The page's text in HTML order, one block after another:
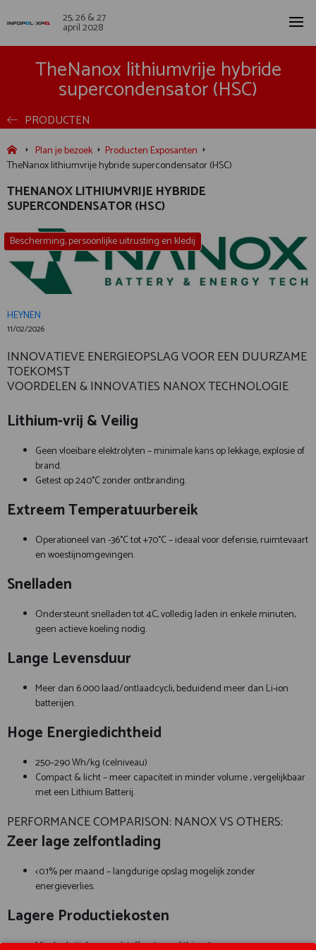
25, 26 & 27
april 2028
TheNanox lithiumvrije hybride
supercondensator (HSC)
PRODUCTEN
Plan je bezoek
Producten Exposanten
TheNanox lithiumvrije hybride supercondensator (HSC)
THENANOX LITHIUMVRIJE HYBRIDE
SUPERCONDENSATOR (HSC)
Bescherming, persoonlijke uitrusting en kledij
HEYNEN
11/02/2026
INNOVATIEVE ENERGIEOPSLAG VOOR EEN DUURZAME
TOEKOMST
VOORDELEN & INNOVATIES NANOX TECHNOLOGIE
Lithium-vrij & Veilig
Geen vloeibare elektrolyten – minimale kans op lekkage, explosie of
brand.
Getest op 240°C zonder ontbranding.
Extreem Temperatuurbereik
Operationeel van -36°C tot +70°C – ideaal voor defensie, ruimtevaart
en woestijnomgevingen.
Snelladen
Ondersteunt snelladen tot 4C, volledig laden in enkele minuten,
geen actieve koeling nodig.
Lange Levensduur
Meer dan 6.000 laad/ontlaadcycli, beduidend meer dan Li-ion
batterijen.
Hoge Energiedichtheid
250–290 Wh/kg (celniveau)
Compact & licht – meer capaciteit in minder volume , vergelijkbaar
met een Lithium Batterij.
PERFORMANCE COMPARISON: NANOX VS OTHERS:
Zeer lage zelfontlading
<0.1% per maand – langdurige opslag mogelijk zonder
energieverlies.
Lagere Productiekosten
Minder kritieke grondstoffen (geen lithium)